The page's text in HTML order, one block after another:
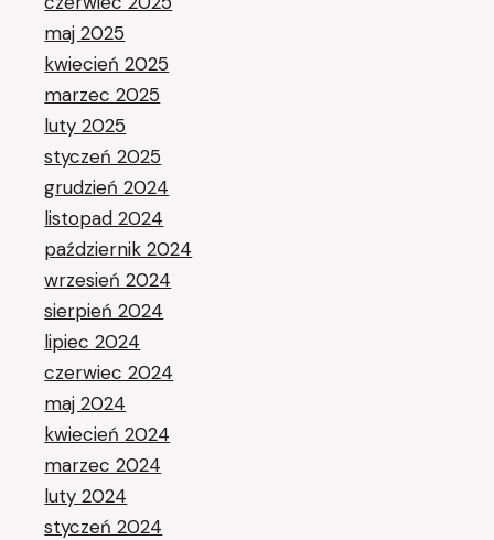
maj 2025
kwiecień 2025
marzec 2025
luty 2025
styczeń 2025
grudzień 2024
listopad 2024
październik 2024
wrzesień 2024
sierpień 2024
lipiec 2024
czerwiec 2024
maj 2024
kwiecień 2024
marzec 2024
luty 2024
styczeń 2024